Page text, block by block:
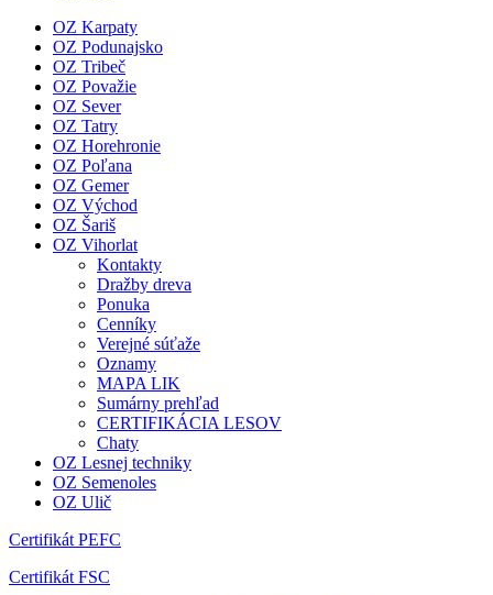
OZ Karpaty
OZ Podunajsko
OZ Tribeč
OZ Považie
OZ Sever
OZ Tatry
OZ Horehronie
OZ Poľana
OZ Gemer
OZ Východ
OZ Šariš
OZ Vihorlat
Kontakty
Dražby dreva
Ponuka
Cenníky
Verejné súťaže
Oznamy
MAPA LIK
Sumárny prehľad
CERTIFIKÁCIA LESOV
Chaty
OZ Lesnej techniky
OZ Semenoles
OZ Ulič
Certifikát PEFC
Certifikát FSC